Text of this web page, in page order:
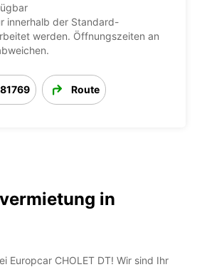
innerhalb der Standard-
werden. Öffnungszeiten an
Route
in
Europcar CHOLET DT! Wir sind Ihr